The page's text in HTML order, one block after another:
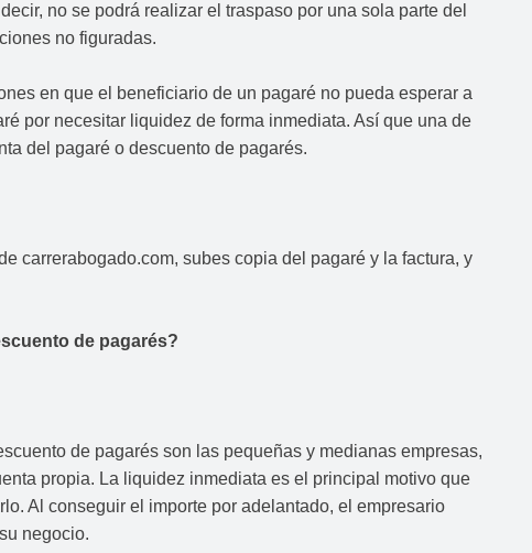
no se podrá realizar el traspaso por una sola parte del
no figuradas.
en que el beneficiario de un pagaré no pueda esperar a
por necesitar liquidez de forma inmediata. Así que una de
del pagaré o descuento de pagarés.
carrerabogado.com, subes copia del pagaré y la factura, y
de pagarés?
de pagarés son las pequeñas y medianas empresas,
propia. La liquidez inmediata es el principal motivo que
Al conseguir el importe por adelantado, el empresario
negocio.